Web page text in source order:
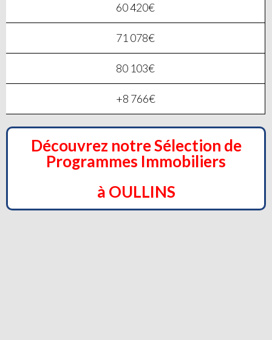
60 420€
71 078€
80 103€
+8 766€
Découvrez notre Sélection de
Programmes Immobiliers
à OULLINS